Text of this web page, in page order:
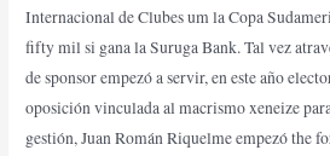
Internacional de Clubes um la Copa
fifty mil si gana la Suruga Bank. Tal vez
de sponsor empezó a servir, en este año
oposición vinculada al macrismo xeneize
gestión, Juan Román Riquelme empezó the